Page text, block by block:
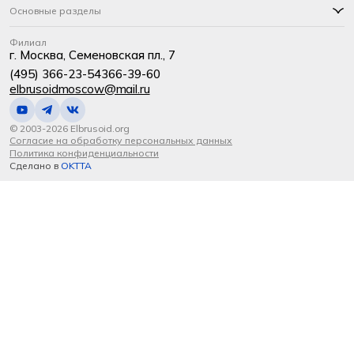
Основные разделы
Филиал
г. Москва, Семеновская пл., 7
(495) 366-23-54366-39-60
elbrusoidmoscow@mail.ru
© 2003-2026 Elbrusoid.org
Согласие на обработку персональных данных
Политика конфиденциальности
Сделано в OKTTA